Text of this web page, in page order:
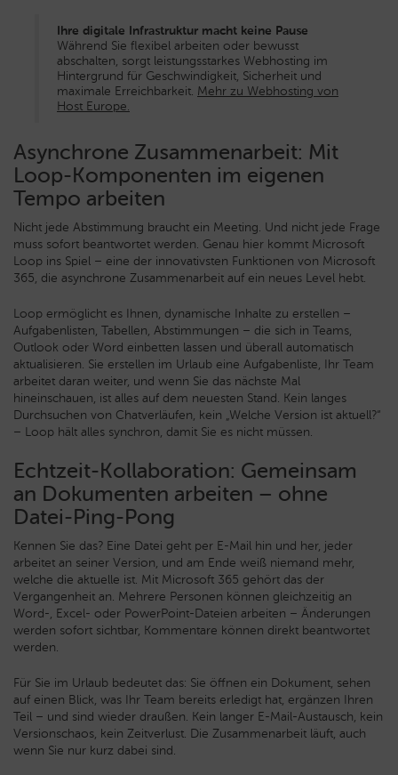
Ihre digitale Infrastruktur macht keine Pause
Während Sie flexibel arbeiten oder bewusst
abschalten, sorgt leistungsstarkes Webhosting im
Hintergrund für Geschwindigkeit, Sicherheit und
maximale Erreichbarkeit. Mehr zu Webhosting von
Host Europe.
Asynchrone Zusammenarbeit: Mit
Loop-Komponenten im eigenen
Tempo arbeiten
Nicht jede Abstimmung braucht ein Meeting. Und nicht jede Frage
muss sofort beantwortet werden. Genau hier kommt Microsoft
Loop ins Spiel – eine der innovativsten Funktionen von Microsoft
365, die asynchrone Zusammenarbeit auf ein neues Level hebt.
Loop ermöglicht es Ihnen, dynamische Inhalte zu erstellen –
Aufgabenlisten, Tabellen, Abstimmungen – die sich in Teams,
Outlook oder Word einbetten lassen und überall automatisch
aktualisieren. Sie erstellen im Urlaub eine Aufgabenliste, Ihr Team
arbeitet daran weiter, und wenn Sie das nächste Mal
hineinschauen, ist alles auf dem neuesten Stand. Kein langes
Durchsuchen von Chatverläufen, kein „Welche Version ist aktuell?“
– Loop hält alles synchron, damit Sie es nicht müssen.
Echtzeit-Kollaboration: Gemeinsam
an Dokumenten arbeiten – ohne
Datei-Ping-Pong
Kennen Sie das? Eine Datei geht per E-Mail hin und her, jeder
arbeitet an seiner Version, und am Ende weiß niemand mehr,
welche die aktuelle ist. Mit Microsoft 365 gehört das der
Vergangenheit an. Mehrere Personen können gleichzeitig an
Word-, Excel- oder PowerPoint-Dateien arbeiten – Änderungen
werden sofort sichtbar, Kommentare können direkt beantwortet
werden.
Für Sie im Urlaub bedeutet das: Sie öffnen ein Dokument, sehen
auf einen Blick, was Ihr Team bereits erledigt hat, ergänzen Ihren
Teil – und sind wieder draußen. Kein langer E-Mail-Austausch, kein
Versionschaos, kein Zeitverlust. Die Zusammenarbeit läuft, auch
wenn Sie nur kurz dabei sind.